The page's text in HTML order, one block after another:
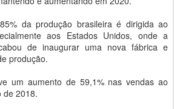
da produção brasileira é dirigida ao
aos Estados Unidos, onde a
de inaugurar uma nova fábrica e
produção.
um aumento de 59,1% nas vendas ao
de 2018.